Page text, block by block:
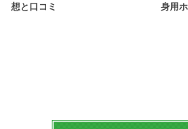
想と口コミ
身用